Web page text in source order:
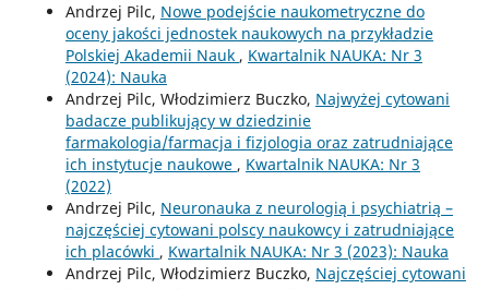
Andrzej Pilc, Nowe podejście naukometryczne do
oceny jakości jednostek naukowych na przykładzie
Polskiej Akademii Nauk , Kwartalnik NAUKA: Nr 3
(2024): Nauka
Andrzej Pilc, Włodzimierz Buczko, Najwyżej cytowani
badacze publikujący w dziedzinie
farmakologia/farmacja i fizjologia oraz zatrudniające
ich instytucje naukowe , Kwartalnik NAUKA: Nr 3
(2022)
Andrzej Pilc, Neuronauka z neurologią i psychiatrią –
najczęściej cytowani polscy naukowcy i zatrudniające
ich placówki , Kwartalnik NAUKA: Nr 3 (2023): Nauka
Andrzej Pilc, Włodzimierz Buczko, Najczęściej cytowani